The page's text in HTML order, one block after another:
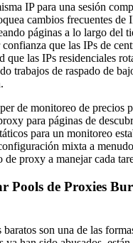
IP para una sesión
cambios frecuentes de
páginas a lo largo del
que las IPs de
que las IPs residenciales
trabajos de raspado de
de monitoreo de precios
para páginas de
para un monitoreo
mixta a
proxy a manejar cada
Pools de Proxies
son una de las